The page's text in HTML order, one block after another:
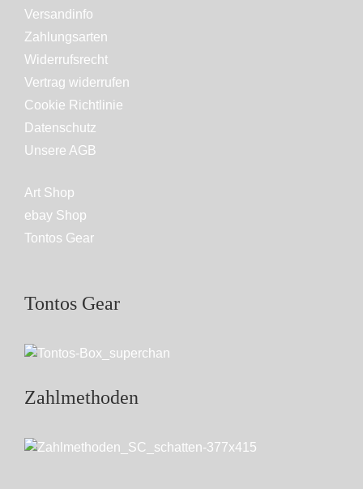
Versandinfo
Zahlungsarten
Widerrufsrecht
Vertrag widerrufen
Cookie Richtlinie
Datenschutz
Unsere AGB
Art Shop
ebay Shop
Tontos Gear
Tontos Gear
Zahlmethoden